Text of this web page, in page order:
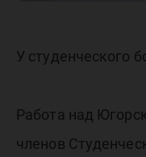
У студенческого
Работа над
членов